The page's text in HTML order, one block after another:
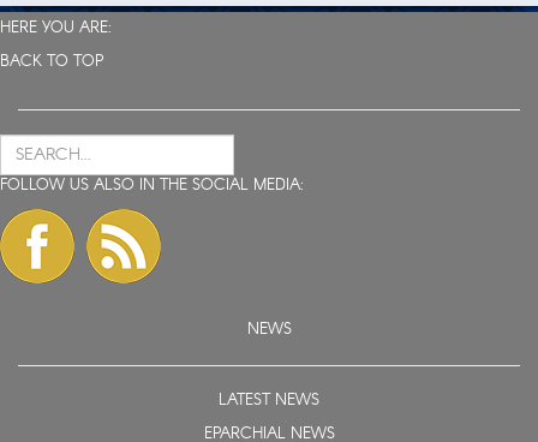
HERE YOU ARE:
BACK TO TOP
FOLLOW US ALSO IN THE SOCIAL MEDIA:
NEWS
LATEST NEWS
EPARCHIAL NEWS